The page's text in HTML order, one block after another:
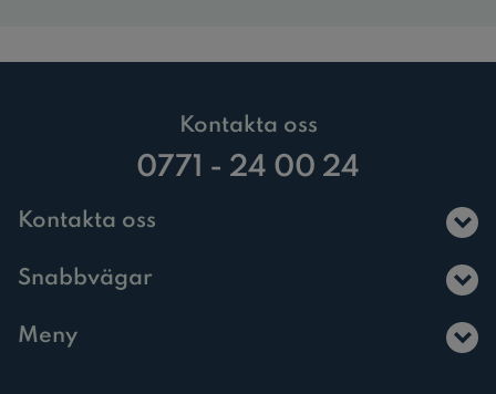
Kontakta oss
0771 - 24 00 24
Kontakta oss
Snabbvägar
Meny